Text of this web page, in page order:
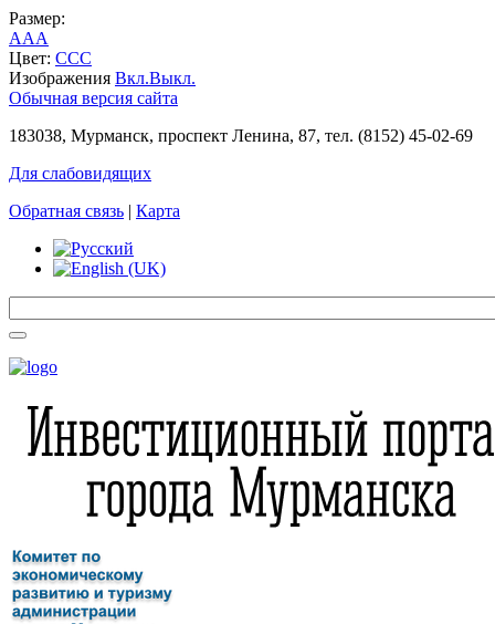
Размер:
AAA
Цвет: CCC
Изображения Вкл.Выкл.
Обычная версия сайта
183038, Мурманск, проспект Ленина, 87, тел. (8152) 45-02-69
Для слабовидящих
Обратная связь | Карта